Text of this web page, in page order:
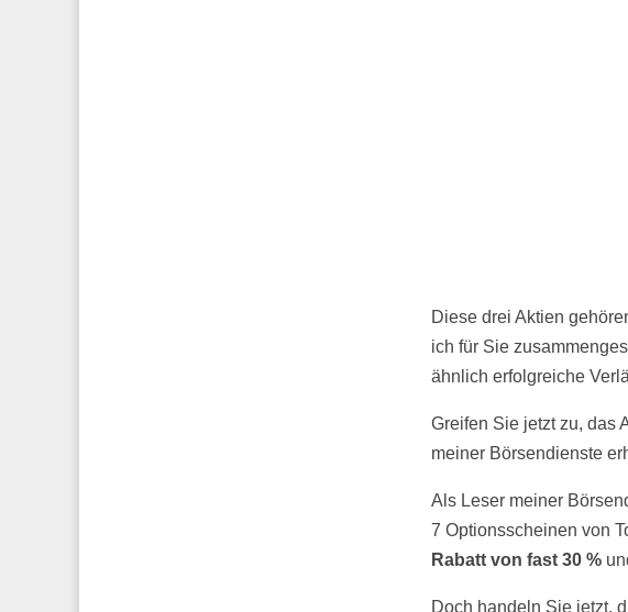
Diese drei Aktien
ich für Sie
ähnlich erfolgreiche
Greifen Sie jetzt zu, das
meiner Börsendienste
Als Leser meiner
7 Optionsscheinen von
Rabatt von fast 30 %
Doch handeln Sie jetzt,